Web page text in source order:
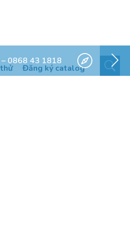
Đăng ký catalog
0868 43 1818